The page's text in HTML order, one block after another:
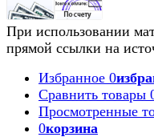
При использовании
прямой ссылки на
Избранное 0
Сравнить товары
Просмотренные
0корзина